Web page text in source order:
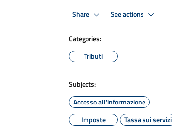
Share See actions
Categories:
Tributi
Subjects:
Accesso all'informazione
Imposte
Tassa sui servizi